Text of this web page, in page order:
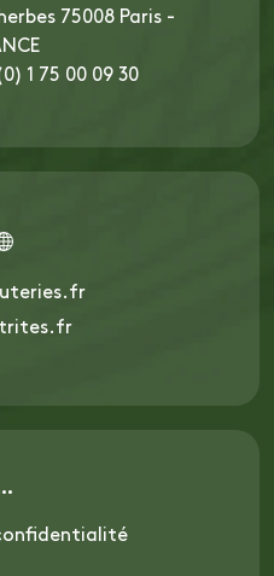
75008 Paris -
1 75 00 09 30